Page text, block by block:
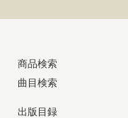
商品検索
曲目検索
出版目録